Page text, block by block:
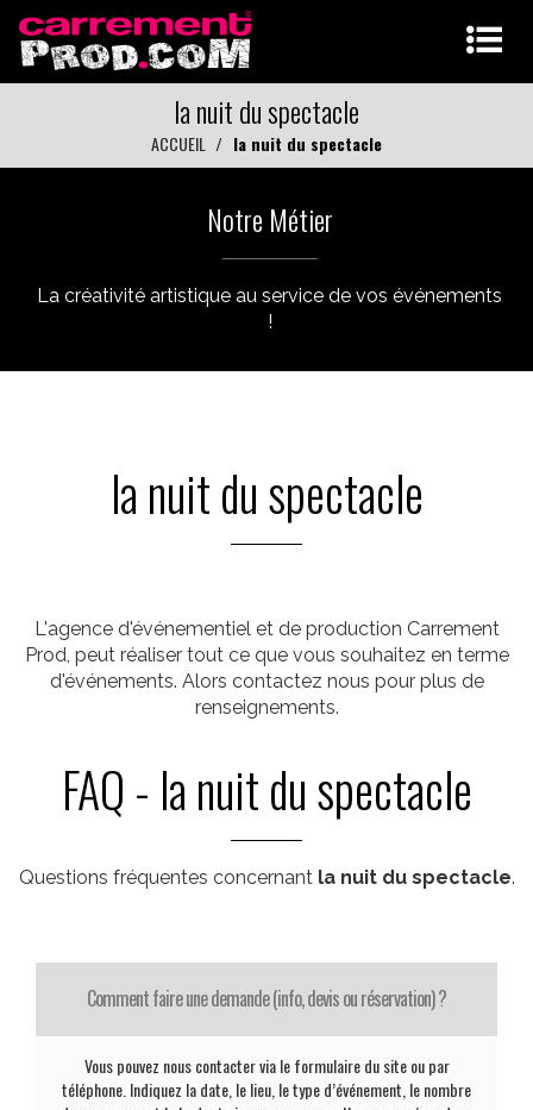
la nuit du spectacle
ACCUEIL la nuit du spectacle
Notre Métier
La créativité artistique au service de vos événements
!
la nuit du spectacle
L'agence d'événementiel et de production Carrement
Prod, peut réaliser tout ce que vous souhaitez en terme
d'événements. Alors contactez nous pour plus de
renseignements.
FAQ - la nuit du spectacle
Questions fréquentes concernant la nuit du spectacle.
Comment faire une demande (info, devis ou réservation) ?
Vous pouvez nous contacter via le formulaire du site ou par
téléphone. Indiquez la date, le lieu, le type d’événement, le nombre